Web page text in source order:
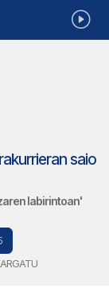
saio
labirintoan'